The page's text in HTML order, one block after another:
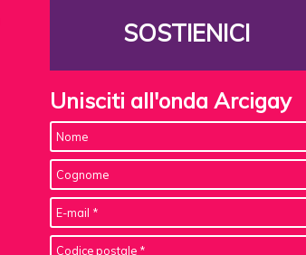
SOSTIENICI
Unisciti all'onda Arcigay